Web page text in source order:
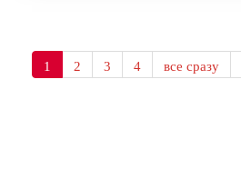
1 2 3 4 все сразу